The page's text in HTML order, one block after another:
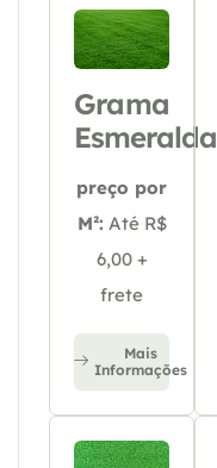
Grama
Esmeralda
preço por
M²: Até R$
6,00 +
frete
Mais
Informações